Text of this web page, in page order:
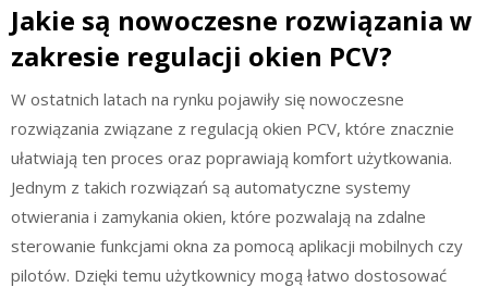
Jakie są nowoczesne rozwiązania w
zakresie regulacji okien PCV?
W ostatnich latach na rynku pojawiły się nowoczesne
rozwiązania związane z regulacją okien PCV, które znacznie
ułatwiają ten proces oraz poprawiają komfort użytkowania.
Jednym z takich rozwiązań są automatyczne systemy
otwierania i zamykania okien, które pozwalają na zdalne
sterowanie funkcjami okna za pomocą aplikacji mobilnych czy
pilotów. Dzięki temu użytkownicy mogą łatwo dostosować